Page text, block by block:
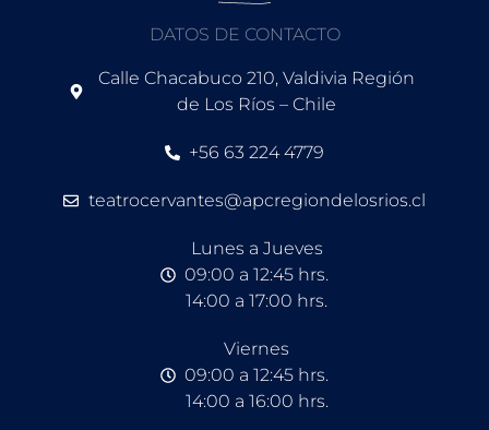
DATOS DE CONTACTO
Calle Chacabuco 210, Valdivia Región
de Los Ríos – Chile
+56 63 224 4779
teatrocervantes@apcregiondelosrios.cl
Lunes a Jueves
09:00 a 12:45 hrs.
14:00 a 17:00 hrs.
Viernes
09:00 a 12:45 hrs.
14:00 a 16:00 hrs.